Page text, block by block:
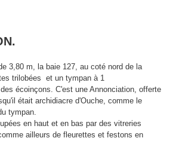
3,80 m, la baie 127, au coté nord de la
trilobées et un tympan à 1
écoinçons. C'est une Annonciation, offerte
était archidiacre d'Ouche, comme le
tympan.
en haut et en bas par des vitreries
ailleurs de fleurettes et festons en